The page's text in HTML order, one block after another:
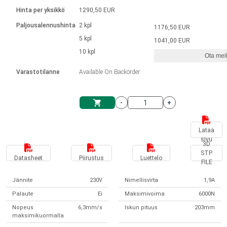
Yksikköjärjestelmä
Solenoidit
integroitu ohjain
Ø 28-42| 1-1400 rpm | <= 290 Ncm
Harjattomat tasavirtamoottorien
Harjatut DC-moottorin ajurit
DPWM-sarja
Askelmoottorien ajurit
Synchronous-Asynchronous | 1-4 toimilaitteelle
Synchronous-Asynchronous | 1-4 toimilaitteelle
Français (EUR)
Norsk (NOK)
Suomi (EUR)
Svenska (SEK)
Hinta per yksikkö
Paljousalennushinta
Varastotilanne
1290,50 EUR
2 kpl
5 kpl
10 kpl
Available On Backorder
1176,50 EUR
1041,00 EUR
Ota
- +
Lataa
sivu
Datasheet Piirustus Luettelo
3D
STP
FILE
Jännite 230V Nimellisvirta 1,9A
Palaute Ei Maksimivoima 6000N
Nopeus
maksimikuormalla
6,3mm/s Iskun pituus 203mm